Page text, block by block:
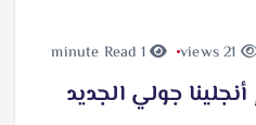
1 minute Read
جولي الجديد